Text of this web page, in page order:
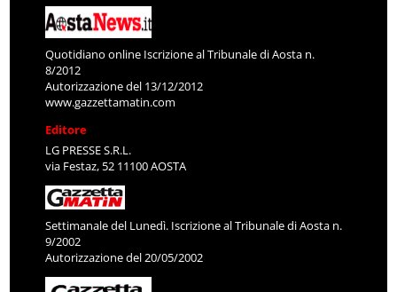
Quotidiano online Iscrizione al Tribunale di Aosta n.
8/2012
Autorizzazione del 13/12/2012
www.gazzettamatin.com
Editore
LG PRESSE S.R.L.
via Festaz, 52 11100 AOSTA
Settimanale del Lunedì. Iscrizione al Tribunale di Aosta n.
9/2002
Autorizzazione del 20/05/2002